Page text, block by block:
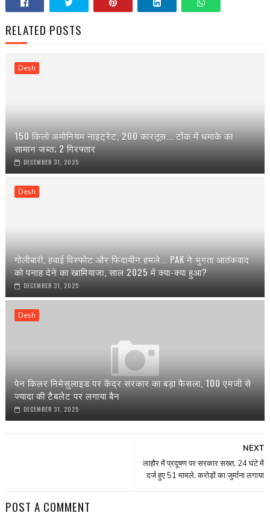
RELATED POSTS
Desh
150 किलो अमोनियम नाइट्रेट, 200 कारतूस... टोंक में धमाके का
सामान जब्त; 2 गिरफ्तार
DECEMBER 31, 2025
Desh
गोलीबारी, हवाई विस्फोट और फिदायीन हमले... PAK ने भुगता आतंकवाद
को पनाह देने का खामियाजा, साल 2025 में क्या-क्या हुआ?
DECEMBER 31, 2025
Desh
पेन किलर निमेसुलाइड पर केंद्र सरकार का बड़ा फैसला, 100 एमजी से
ज्यादा की टैबलेट पर लगाया बैन
DECEMBER 31, 2025
NEXT
लाहौर में प्रदूषण पर सरकार सख्त, 24 घंटे में
दर्ज हुए 51 मामले, करोड़ों का जुर्माना लगाया
POST A COMMENT